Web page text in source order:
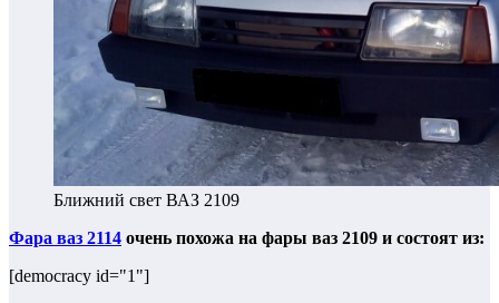
Ближний свет ВАЗ 2109
Фара ваз 2114 очень похожа на фары ваз 2109 и состоят из:
[democracy id="1"]